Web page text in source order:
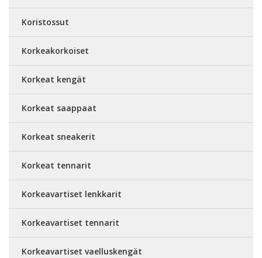
Koristossut
Korkeakorkoiset
Korkeat kengät
Korkeat saappaat
Korkeat sneakerit
Korkeat tennarit
Korkeavartiset lenkkarit
Korkeavartiset tennarit
Korkeavartiset vaelluskengät